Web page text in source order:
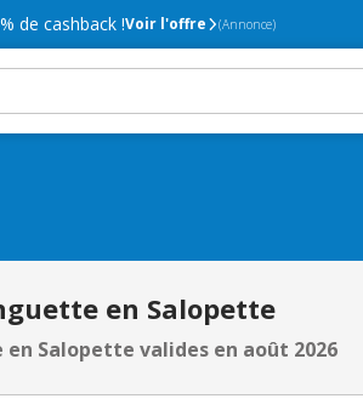
de cashback !Voir l'offre (Annonce)
en Salopette
Salopette valides en août 2026